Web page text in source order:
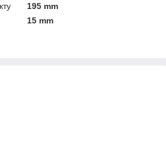
195 mm
15 mm